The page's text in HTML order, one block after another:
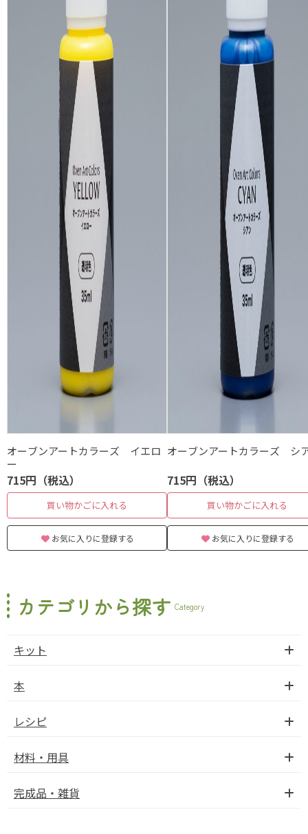
オーブンアートカラーズ イエロ
ー
715円（税込）
買い物かごに入れる
お気に入りに登録する
オーブンアートカラーズ シ
715円（税込）
買い物かごに入れる
お気に入りに登録する
カテゴリから探す Category
キット
本
レシピ
材料・用具
完成品・雑貨